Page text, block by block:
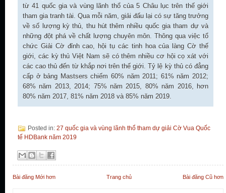
từ 41 quốc gia và vùng lãnh thổ của 5 Châu lục trên thế giới
tham gia tranh tài. Qua mỗi năm, giải đấu lại có sự tăng trưởng
về số lượng kỳ thủ, thu hút thêm nhiều quốc gia tham dự và
những đột phá về chất lượng chuyên môn. Thông qua việc tổ
chức Giải Cờ đỉnh cao, hội tụ các tinh hoa của làng Cờ thế
giới, các kỳ thủ Việt Nam sẽ có thêm nhiều cơ hội cọ xát với
các cao thủ đến từ khắp nơi trên thế giới. Tỷ lệ kỳ thủ có đẳng
cấp ở bảng Mastsers chiếm 60% năm 2011; 61% năm 2012;
68% năm 2013, 2014; 75% năm 2015, 80% năm 2016, hơn
80% năm 2017, 81% năm 2018 và 85% năm 2019.
Posted in: 27 quốc gia và vùng lãnh thổ tham dự giải Cờ Vua Quốc
tế HDBank năm 2019
Bài đăng Mới hơn Bài đăng Cũ hơn
Trang chủ